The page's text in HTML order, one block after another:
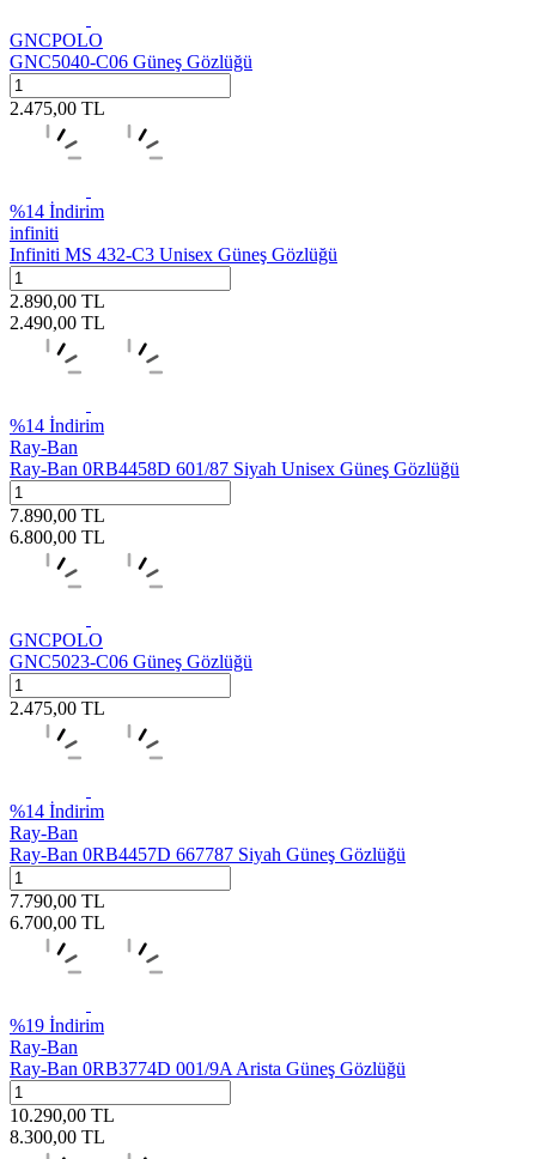
GNCPOLO
GNC5040-C06 Güneş Gözlüğü
2.475,00 TL
%14 İndirim
infiniti
Infiniti MS 432-C3 Unisex Güneş Gözlüğü
2.890,00 TL
2.490,00 TL
%14 İndirim
Ray-Ban
Ray-Ban 0RB4458D 601/87 Siyah Unisex Güneş Gözlüğü
7.890,00 TL
6.800,00 TL
GNCPOLO
GNC5023-C06 Güneş Gözlüğü
2.475,00 TL
%14 İndirim
Ray-Ban
Ray-Ban 0RB4457D 667787 Siyah Güneş Gözlüğü
7.790,00 TL
6.700,00 TL
%19 İndirim
Ray-Ban
Ray-Ban 0RB3774D 001/9A Arista Güneş Gözlüğü
10.290,00 TL
8.300,00 TL